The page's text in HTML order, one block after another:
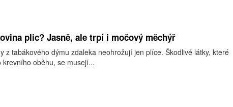
plic? Jasně, ale trpí i močový měchýř
z tabákového dýmu zdaleka neohrožují jen plíce. Škodlivé látky, které
krevního oběhu, se musejí...